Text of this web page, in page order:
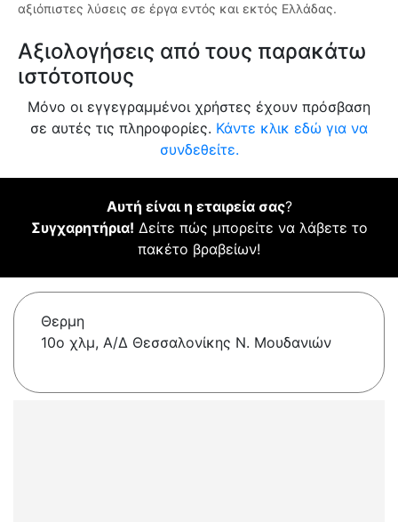
αξιόπιστες λύσεις σε έργα εντός και εκτός Ελλάδας.
Αξιολογήσεις από τους παρακάτω
ιστότοπους
Μόνο οι εγγεγραμμένοι χρήστες έχουν πρόσβαση
σε αυτές τις πληροφορίες. Κάντε κλικ εδώ για να
συνδεθείτε.
Αυτή είναι η εταιρεία σας?
Συγχαρητήρια! Δείτε πώς μπορείτε να λάβετε το
πακέτο βραβείων!
Θερμη
10ο χλμ, Α/Δ Θεσσαλονίκης Ν. Μουδανιών